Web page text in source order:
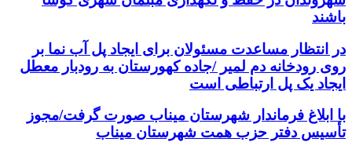
باشند
در انتظار مساعدت مسئولان برای ایجاد پل آب نما بر
روی رودخانه دم لمیر /جاده کهورستان به رودبار معطل
ایجاد یک پل ارتباطی است
با ابلاغ فرماندار شهرستان میناب صورت گرفت/مجوز
تأسیس دفتر حزب همت شهرستان میناب